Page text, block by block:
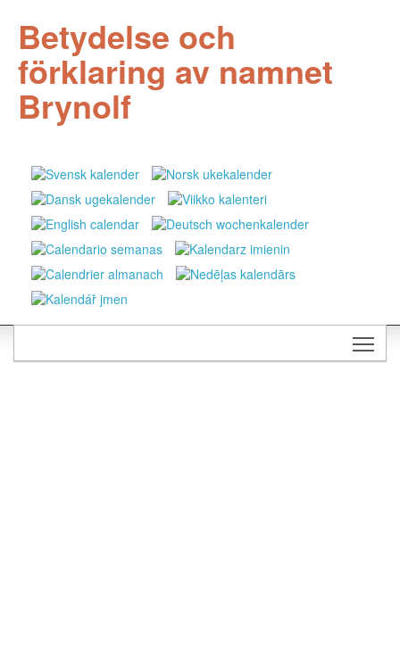
Betydelse och
förklaring av namnet
Brynolf